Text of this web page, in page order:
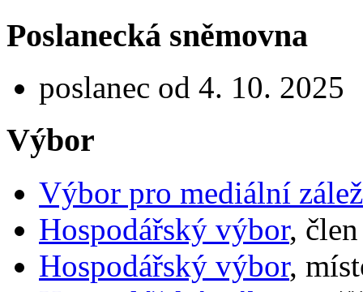
Poslanecká sněmovna
poslanec od 4. 10. 2025
Výbor
Výbor pro mediální
Hospodářský výbor,
Hospodářský výbor,